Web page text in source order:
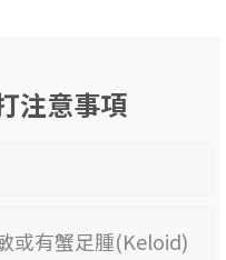
注意事項
或有蟹足腫(Keloid)